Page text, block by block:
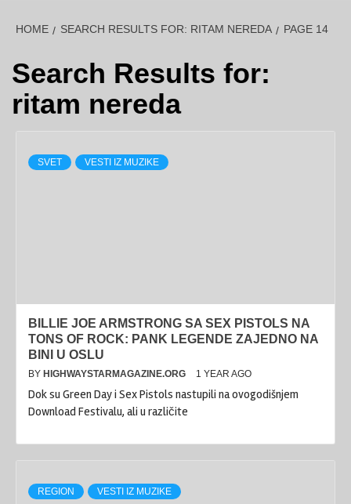
HOME SEARCH RESULTS FOR: RITAM NEREDA PAGE 14
Search Results for:
ritam nereda
SVET VESTI IZ MUZIKE
BILLIE JOE ARMSTRONG SA SEX PISTOLS NA
TONS OF ROCK: PANK LEGENDE ZAJEDNO NA
BINI U OSLU
BY HIGHWAYSTARMAGAZINE.ORG 1 YEAR AGO
Dok su Green Day i Sex Pistols nastupili na ovogodišnjem
Download Festivalu, ali u različite
REGION VESTI IZ MUZIKE